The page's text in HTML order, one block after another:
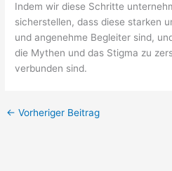
Indem wir diese Schritte
sicherstellen, dass diese starken
und angenehme Begleiter sind,
die Mythen und das Stigma zu
verbunden sind.
← Vorheriger Beitrag